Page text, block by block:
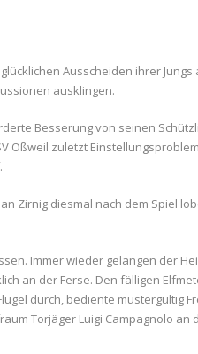
Ausscheiden ihrer
ausklingen.
Besserung von seinen
Oßweil zuletzt
Zirnig diesmal nach dem Spiel
Immer wieder gelangen der
an der Ferse. Den fälligen
durch, bediente mustergültig
Torjäger Luigi Campagnolo an